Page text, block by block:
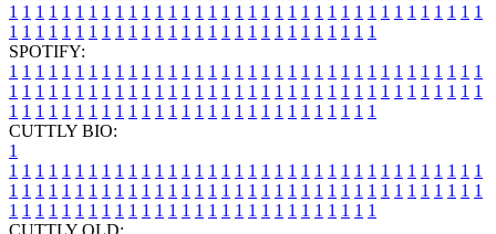
1 1 1 1 1 1 1 1 1 1 1 1 1 1 1 1 1 1 1 1 1 1 1 1 1 1 1 1 1 1 1 1 1 1 1 1
1 1 1 1 1 1 1 1 1 1 1 1 1 1 1 1 1 1 1 1 1 1 1 1 1 1 1 1
SPOTIFY:
1 1 1 1 1 1 1 1 1 1 1 1 1 1 1 1 1 1 1 1 1 1 1 1 1 1 1 1 1 1 1 1 1 1 1 1
1 1 1 1 1 1 1 1 1 1 1 1 1 1 1 1 1 1 1 1 1 1 1 1 1 1 1 1 1 1 1 1 1 1 1 1
1 1 1 1 1 1 1 1 1 1 1 1 1 1 1 1 1 1 1 1 1 1 1 1 1 1 1 1
CUTTLY BIO:
1
1 1 1 1 1 1 1 1 1 1 1 1 1 1 1 1 1 1 1 1 1 1 1 1 1 1 1 1 1 1 1 1 1 1 1 1
1 1 1 1 1 1 1 1 1 1 1 1 1 1 1 1 1 1 1 1 1 1 1 1 1 1 1 1 1 1 1 1 1 1 1 1
1 1 1 1 1 1 1 1 1 1 1 1 1 1 1 1 1 1 1 1 1 1 1 1 1 1 1 1
CUTTLY OLD: